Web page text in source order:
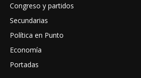
Congreso y partidos
Secundarias
Política en Punto
Economía
Portadas